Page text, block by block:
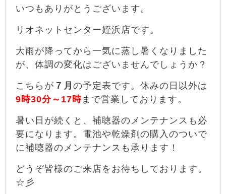
いつもありがとうございます。
リオネットセンター姪浜店です。
大雨が降ってから一気に蒸し暑くなりました
が、体調の変化はございませんでしょうか？
こちらが ７月 の予定表です。休みの日以外は
9時30分～17時まで営業しております。
暑い日が続くと、補聴器のメンテナンスも必
要になります。電池や乾燥剤の購入のついで
に補聴器のメンテナンスも承ります！
どうぞ皆様のご来店をお待ちしております。
☆彡